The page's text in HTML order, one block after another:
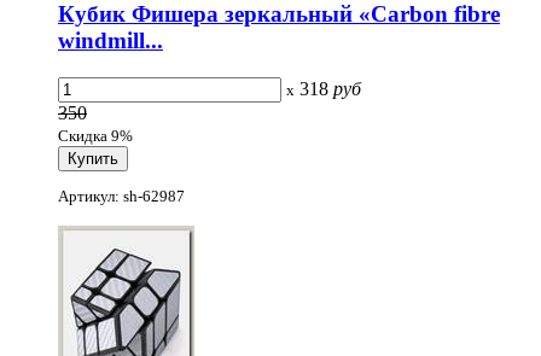
Кубик Фишера зеркальный «Carbon fibre
windmill...
x 318 руб
350
Скидка 9%
Артикул: sh-62987